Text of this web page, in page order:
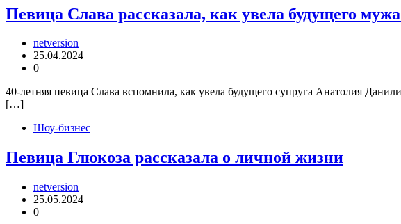
Певица Слава рассказала, как увела будущего
netversion
25.04.2024
0
40-летняя певица Слава вспомнила, как увела будущего супруга Анатолия
[…]
Шоу-бизнес
Певица Глюкоза рассказала о личной жизни
netversion
25.05.2024
0